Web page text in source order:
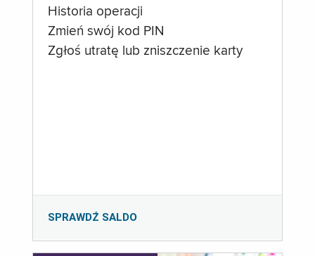
Historia operacji
Zmień swój kod PIN
Zgłoś utratę lub zniszczenie karty
SPRAWDŹ SALDO